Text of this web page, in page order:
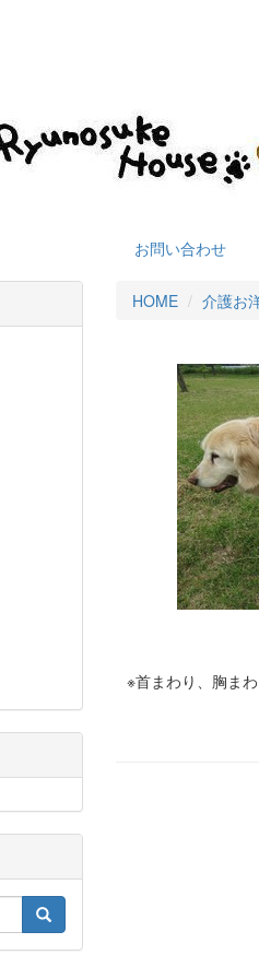
お問い合わせ
HOME 介護お
※首まわり、胸ま